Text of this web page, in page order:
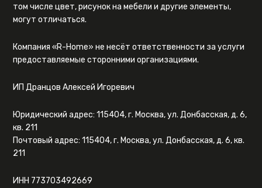
том числе цвет, рисунок на мебели и другие элементы,
могут отличаться.
Компания «R-Home» не несёт ответственности за услуги
предоставляемые сторонними организациями.
ИП Дранцов Алексей Игоревич
Юридический адрес: 115404, г. Москва, ул. Донбасская, д. 6,
кв. 211
Почтовый адрес: 115404, г. Москва, ул. Донбасская, д. 6, кв.
211
ИНН 773703492669